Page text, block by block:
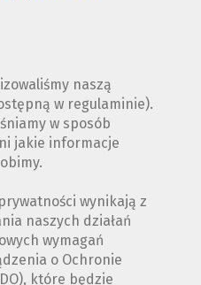
naszą
w regulaminie).
w sposób
jakie informacje
wynikają z
naszych działań
wymagań
o Ochronie
które będzie